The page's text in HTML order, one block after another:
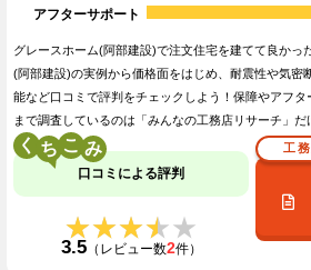
アフターサポート
グレースホーム(阿部建設)で注文住宅を建てて良かっ
(阿部建設)の実例から価格面をはじめ、耐震性や気密
能など口コミで評判をチェックしよう！保障やアフ
まで調査しているのは「みんなの工務店リサーチ」だ
く こ
口コミによる評判
★★★★★
★★★★★
3.5（レビュー数2件）
工